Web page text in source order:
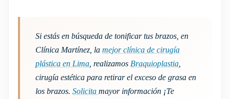
Si estás en búsqueda de tonificar tus brazos, en
Clínica Martínez, la mejor clínica de cirugía
plástica en Lima , realizamos Braquioplastia
cirugía estética para retirar el exceso de grasa en
los brazos. Solicita mayor información ¡Te